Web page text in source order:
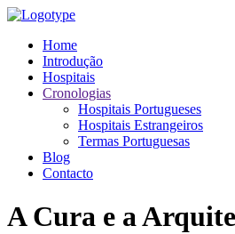
Home
Introdução
Hospitais
Cronologias
Hospitais Portugueses
Hospitais Estrangeiros
Termas Portuguesas
Blog
Contacto
A Cura e a